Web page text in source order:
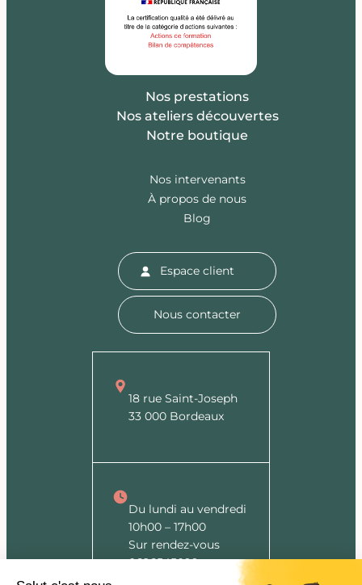
Nos prestations
Nos ateliers découvertes
Notre boutique
Nos intervenants
À propos de nous
Blog
Espace client
Nous contacter
18 rue Saint-Joseph
33 000 Bordeaux
Du lundi au vendredi
10h00 – 17h00
Sur rendez-vous
0626545099